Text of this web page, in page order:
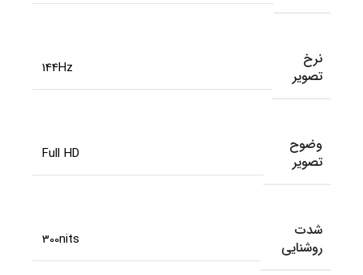
نرخ
تصویر
144Hz
وضوح
تصویر
Full HD
شدت
روشنایی
300nits